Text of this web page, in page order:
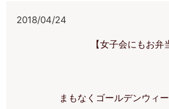
2018/04/24
【女子会にもお弁
まもなくゴールデンウィー